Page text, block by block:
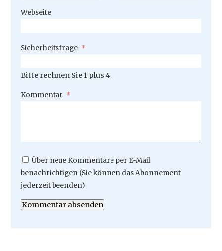
Webseite
Pflichtfeld
Sicherheitsfrage *
Bitte rechnen Sie 1 plus 4.
Pflichtfeld
Kommentar *
Über neue Kommentare per E-Mail
benachrichtigen (Sie können das Abonnement
jederzeit beenden)
Kommentar absenden